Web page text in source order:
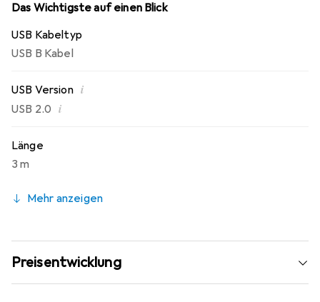
Das Wichtigste auf einen Blick
USB Kabeltyp
USB B Kabel
USB Version i
USB 2.0 i
Länge
3 m
Mehr anzeigen
Preisentwicklung